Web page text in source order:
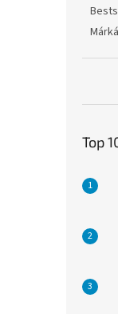
Top